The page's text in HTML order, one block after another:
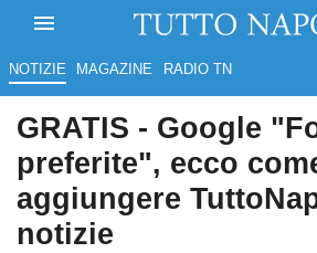
NOTIZIE MAGAZINE RADIO TN
GRATIS - Google
preferite", ecco
aggiungere
notizie